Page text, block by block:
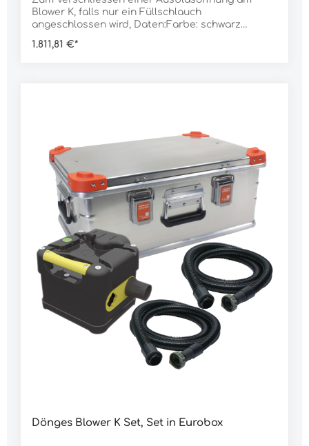
Blower K, falls nur ein Füllschlauch
angeschlossen wird, Daten:Farbe: schwarz
1.811,81 €*
Dönges Blower K Set, Set in Eurobox